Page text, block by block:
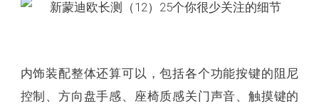
内饰装配整体还算可以，包括各个功能按键的阻尼
控制、方向盘手感、座椅质感关门声音、触摸键的